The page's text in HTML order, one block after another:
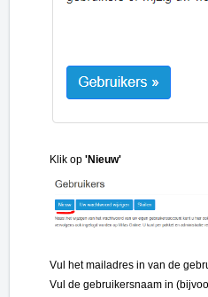
Klik op 'Nieuw'
Vul het mailadres in van de
Vul de gebruikersnaam in